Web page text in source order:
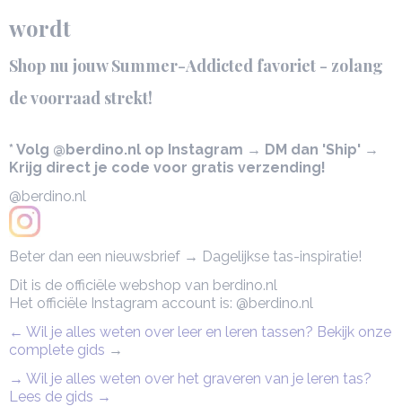
wordt
Shop nu jouw Summer-Addicted favoriet - zolang
de voorraad strekt!
* Volg @berdino.nl op Instagram → DM dan 'Ship' →
Krijg direct je code voor gratis verzending!
@berdino.nl
Beter dan een nieuwsbrief → Dagelijkse tas-inspiratie!
Dit is de officiële webshop van berdino.nl
Het officiële Instagram account is: @berdino.nl
← Wil je alles weten over leer en leren tassen? Bekijk onze
complete gids →
→ Wil je alles weten over het graveren van je leren tas?
Lees de gids →